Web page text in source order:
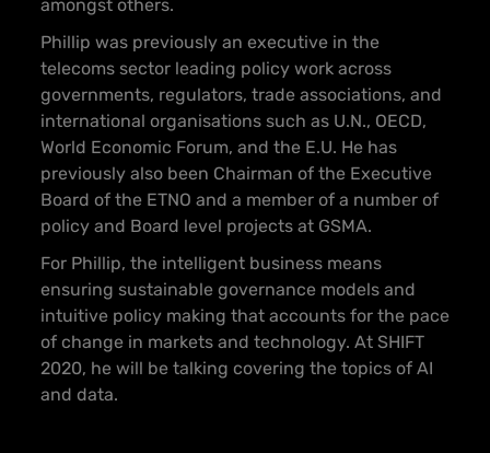
amongst others.
Phillip was previously an executive in the
telecoms sector leading policy work across
governments, regulators, trade associations, and
international organisations such as U.N., OECD,
World Economic Forum, and the E.U. He has
previously also been Chairman of the Executive
Board of the ETNO and a member of a number of
policy and Board level projects at GSMA.
For Phillip, the intelligent business means
ensuring sustainable governance models and
intuitive policy making that accounts for the pace
of change in markets and technology. At SHIFT
2020, he will be talking covering the topics of AI
and data.